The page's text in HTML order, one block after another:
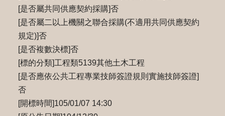
[是否屬共同供應契約採購]否
[是否屬二以上機關之聯合採購(不適用共同供應契約
規定)]否
[是否複數決標]否
[標的分類]工程類5139其他土木工程
[是否應依公共工程專業技師簽證規則實施技師簽證]
否
[開標時間]105/01/07 14:30